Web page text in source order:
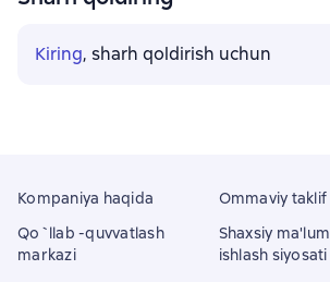
Kiring, sharh qoldirish uchun
Kompaniya haqida
Qo`llab -quvvatlash
markazi
Ommaviy taklif
Shaxsiy
ishlash siyosati